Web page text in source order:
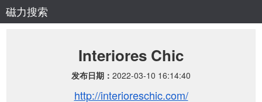
磁力搜索
Interiores Chic
发布日期： 2022-03-10 16:14:40
http://interioreschic.com/